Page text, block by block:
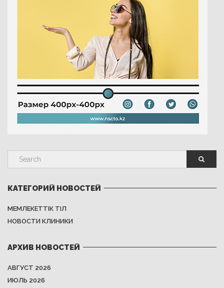
КАТЕГОРИЙ НОВОСТЕЙ
МЕМЛЕКЕТТІК ТІЛ
НОВОСТИ КЛИНИКИ
АРХИВ НОВОСТЕЙ
АВГУСТ 2026
ИЮЛЬ 2026